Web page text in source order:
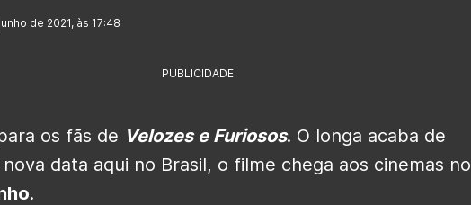
de 2021, às 17:48
PUBLICIDADE
os fãs de Velozes e Furiosos. O longa acaba de
data aqui no Brasil, o filme chega aos cinemas no
.